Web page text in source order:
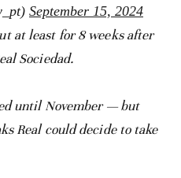
September 15, 2024
at least for 8 weeks after
Sociedad.
until November — but
Real could decide to take